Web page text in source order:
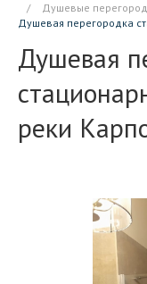
/
Душевые
Душевая перегородка
Душевая
реки